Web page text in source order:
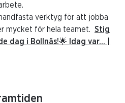
verktyg för att jobba
mycket för hela teamet. Stig
dag i Bollnäs!🌟 Idag var... |